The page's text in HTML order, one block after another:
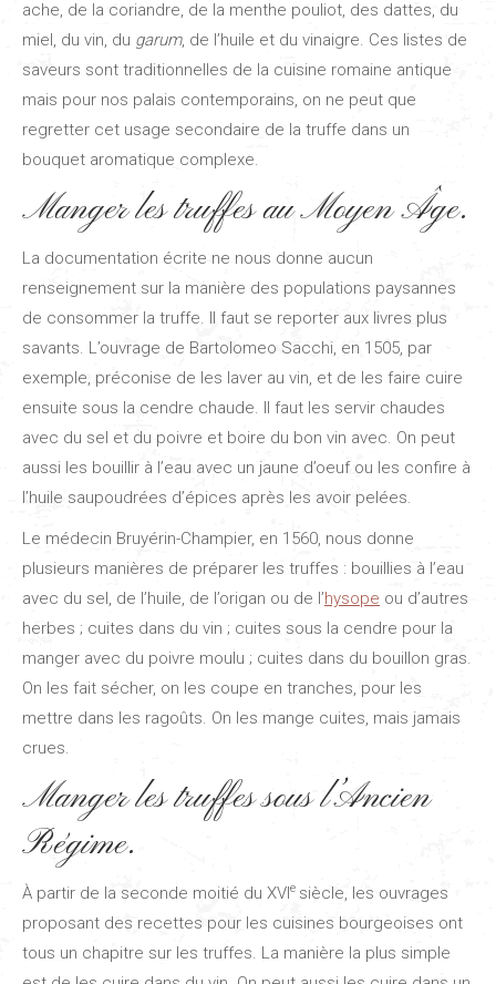
ache, de la coriandre, de la menthe pouliot, des dattes, du
miel, du vin, du garum, de l’huile et du vinaigre. Ces listes de
saveurs sont traditionnelles de la cuisine romaine antique
mais pour nos palais contemporains, on ne peut que
regretter cet usage secondaire de la truffe dans un
bouquet aromatique complexe.
Manger les truffes au Moyen Âge.
La documentation écrite ne nous donne aucun
renseignement sur la manière des populations paysannes
de consommer la truffe. Il faut se reporter aux livres plus
savants. L’ouvrage de Bartolomeo Sacchi, en 1505, par
exemple, préconise de les laver au vin, et de les faire cuire
ensuite sous la cendre chaude. Il faut les servir chaudes
avec du sel et du poivre et boire du bon vin avec. On peut
aussi les bouillir à l’eau avec un jaune d’oeuf ou les confire à
l’huile saupoudrées d’épices après les avoir pelées.
Le médecin Bruyérin-Champier, en 1560, nous donne
plusieurs manières de préparer les truffes : bouillies à l’eau
avec du sel, de l’huile, de l’origan ou de l’hysope ou d’autres
herbes ; cuites dans du vin ; cuites sous la cendre pour la
manger avec du poivre moulu ; cuites dans du bouillon gras.
On les fait sécher, on les coupe en tranches, pour les
mettre dans les ragoûts. On les mange cuites, mais jamais
crues.
Manger les truffes sous l’Ancien
Régime.
À partir de la seconde moitié du XVIe siècle, les ouvrages
proposant des recettes pour les cuisines bourgeoises ont
tous un chapitre sur les truffes. La manière la plus simple